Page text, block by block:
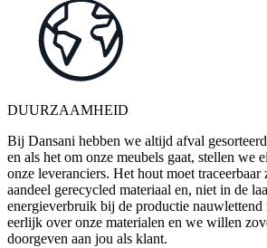
DUURZAAMHEID
Bij Dansani hebben we altijd afval
en als het om onze meubels gaat, stellen we
onze leveranciers. Het hout moet
aandeel gerecycled materiaal en, niet in de
energieverbruik bij de productie nauwlettend
eerlijk over onze materialen en we willen
doorgeven aan jou als klant.